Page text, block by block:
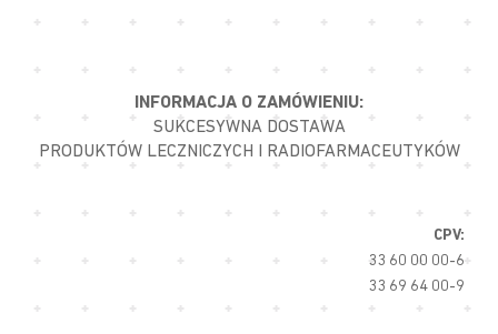
INFORMACJA O ZAMÓWIENIU:
SUKCESYWNA DOSTAWA
PRODUKTÓW LECZNICZYCH I RADIOFARMACEUTYKÓW
CPV:
33 60 00 00-6
33 69 64 00-9